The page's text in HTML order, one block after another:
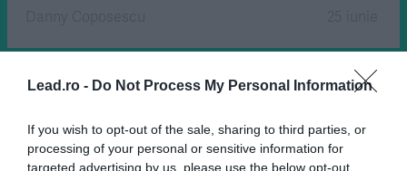
Lead.ro - Do Not Process My Personal Information
If you wish to opt-out of the sale, sharing to third parties, or
processing of your personal or sensitive information for
targeted advertising by us, please use the below opt-out